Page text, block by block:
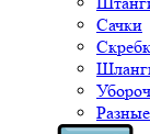
Сачки